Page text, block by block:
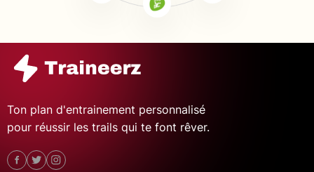
Ton plan d'entrainement personnalisé
pour réussir les trails qui te font rêver.